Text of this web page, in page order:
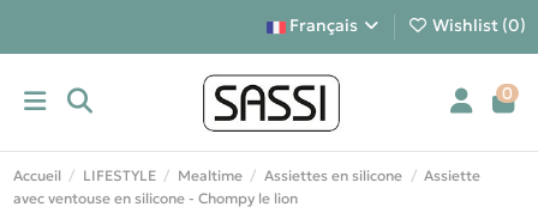
Français Wishlist (0)
0
Accueil LIFESTYLE Mealtime Assiettes en silicone
Assiette
avec ventouse en silicone - Chompy le lion